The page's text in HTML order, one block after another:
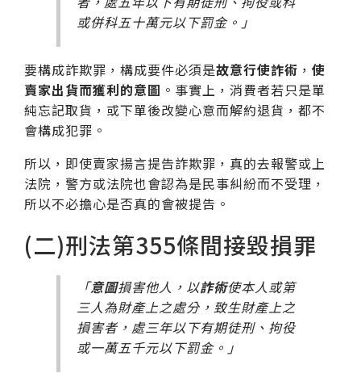
或併科五十萬元以下罰金。」
要構成詐欺罪，構成要件必須是故意行使詐術 ， 使
賣家出貨而獲利的意圖 。事實上，消費者若只是單
純忘記取貨，或下單後改變心意而解約退貨，都不
會構成犯罪。
所以，即使賣家揚言提告詐欺罪，真的去報警或上
法院，警方或法院也會認為是民事糾紛而不受理，
所以不必擔心是否真的會被提告。
(二)刑法第355條間接毀損罪
「意圖損害他人，以詐術使本人或第
三人為財產上之處分，致生財產上之
損害者，處三年以下有期徒刑、拘役
或一萬五千元以下罰金。」